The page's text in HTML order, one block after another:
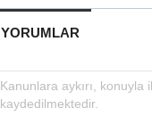
YORUMLAR